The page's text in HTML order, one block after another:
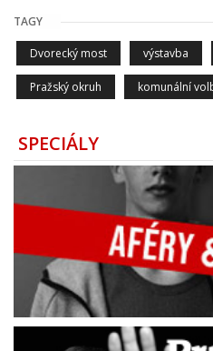
TAGY
Dvorecký most výstavba
Pražský okruh komunální
SPECIÁLY